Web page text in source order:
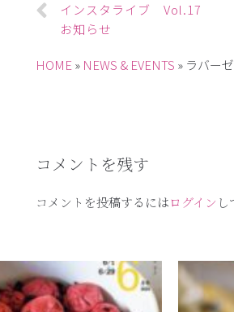
インスタライブ Vol.17
お知らせ
HOME» NEWS & EVENTS » ラバー
コメントを残す
コメントを投稿するにはログイン し